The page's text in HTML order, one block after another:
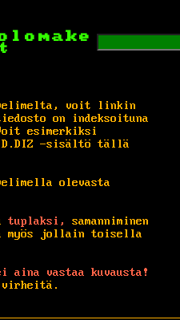
voit linkin
on indeksoituna
esimerkiksi
-sisältö tällä
olevasta
tuplaksi,
samanniminen
myös jollain toisella
aina vastaa kuvausta!
virheitä.